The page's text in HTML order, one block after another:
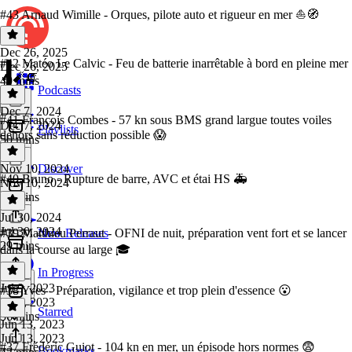
Podcasts
Playlists
Discover
New Releases
In Progress
Starred
#43 Arnaud Wimille - Orques, pilote auto et rigueur en mer ⛵️🧭
Dec 26, 2025
Dec 26, 2025
40 mins
#42 Matéo Le Calvic - Feu de batterie inarrêtable à bord en pleine mer
🔥🧨🧯
Dec 7, 2024
Dec 7, 2024
50 mins
#41 François Combes - 57 kn sous BMS grand largue toutes voiles
dehors sans réduction possible 😱
Nov 10, 2024
Nov 10, 2024
44 mins
#40 Bruno - Rupture de barre, AVC et étai HS 🚑
Jul 30, 2024
Jul 30, 2024
29 mins
#39 Matthieu Perraut - OFNI de nuit, préparation vent fort et se lancer
dans la course au large 🎓
Jul 9, 2023
Jul 9, 2023
56 mins
#38 Yves - Préparation, vigilance et trop plein d'essence 😮
Jun 13, 2023
Jun 13, 2023
#37 Frédéric Guiot - 104 kn en mer, un épisode hors normes 😨